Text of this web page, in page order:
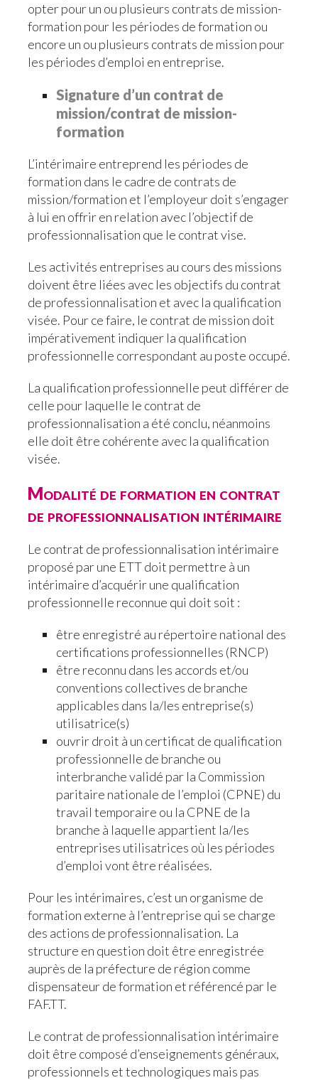
opter pour un ou plusieurs contrats de mission-
formation pour les périodes de formation ou
encore un ou plusieurs contrats de mission pour
les périodes d’emploi en entreprise.
Signature d’un contrat de
mission/contrat de mission-
formation
L’intérimaire entreprend les périodes de
formation dans le cadre de contrats de
mission/formation et l’employeur doit s’engager
à lui en offrir en relation avec l’objectif de
professionnalisation que le contrat vise.
Les activités entreprises au cours des missions
doivent être liées avec les objectifs du contrat
de professionnalisation et avec la qualification
visée. Pour ce faire, le contrat de mission doit
impérativement indiquer la qualification
professionnelle correspondant au poste occupé.
La qualification professionnelle peut différer de
celle pour laquelle le contrat de
professionnalisation a été conclu, néanmoins
elle doit être cohérente avec la qualification
visée.
Modalité de formation en contrat
de professionnalisation intérimaire
Le contrat de professionnalisation intérimaire
proposé par une ETT doit permettre à un
intérimaire d’acquérir une qualification
professionnelle reconnue qui doit soit :
être enregistré au répertoire national des
certifications professionnelles (RNCP)
être reconnu dans les accords et/ou
conventions collectives de branche
applicables dans la/les entreprise(s)
utilisatrice(s)
ouvrir droit à un certificat de qualification
professionnelle de branche ou
interbranche validé par la Commission
paritaire nationale de l’emploi (CPNE) du
travail temporaire ou la CPNE de la
branche à laquelle appartient la/les
entreprises utilisatrices où les périodes
d’emploi vont être réalisées.
Pour les intérimaires, c’est un organisme de
formation externe à l’entreprise qui se charge
des actions de professionnalisation. La
structure en question doit être enregistrée
auprès de la préfecture de région comme
dispensateur de formation et référencé par le
FAF.TT.
Le contrat de professionnalisation intérimaire
doit être composé d’enseignements généraux,
professionnels et technologiques mais pas